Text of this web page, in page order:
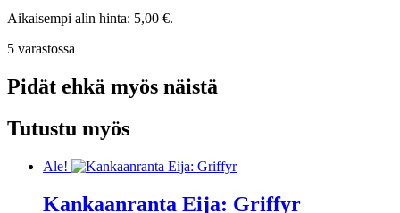
oli:
on:
Aikaisempi alin hinta: 5,00 €.
5 varastossa
Pidät ehkä myös näistä
Tutustu myös
Ale!
Kankaanranta Eija: Griffyr